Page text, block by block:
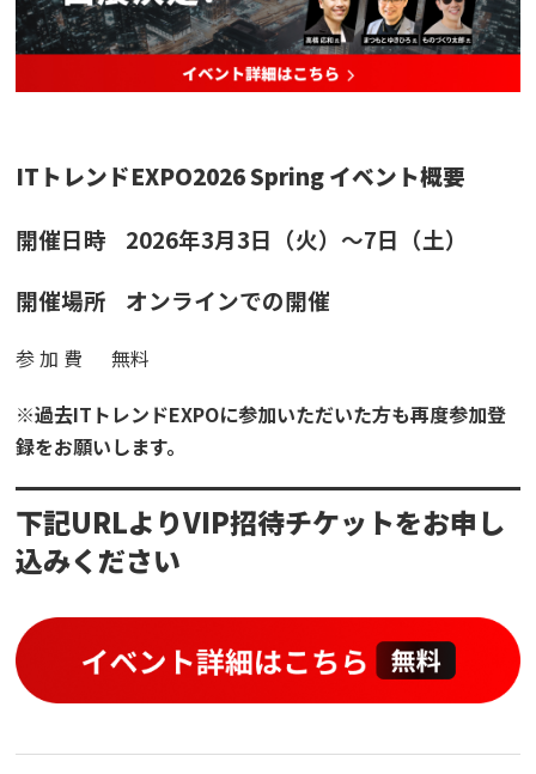
IT トレンドEXPO2026 Spring イベント概要
開催日時 2026年3月3日（火）～7日（土）
開催場所 オンラインでの開催
参 加 費 無料
※過去IT トレンドEXPOに参加いただいた方も再度参加登
録をお願いします。
下記URLよりVIP招待チケットをお申し
込みください